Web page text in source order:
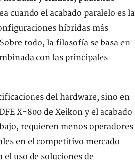
cuando el acabado paralelo es la
híbridas más
todo, la filosofía se basa en
con las principales
del hardware, sino en
X-800 de Xeikon y el acabado
requieren menos operadores
en el competitivo mercado
uso de soluciones de